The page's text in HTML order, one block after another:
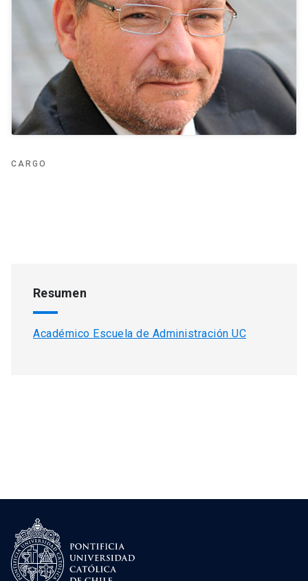
CARGO
Resumen
Académico Escuela de Administración UC